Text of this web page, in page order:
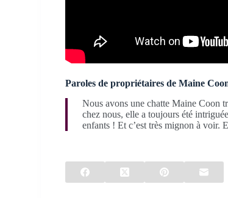
Paroles de propriétaires de Maine
Nous avons une chatte Maine Coon
chez nous, elle a toujours été
enfants ! Et c’est très mignon à voir.